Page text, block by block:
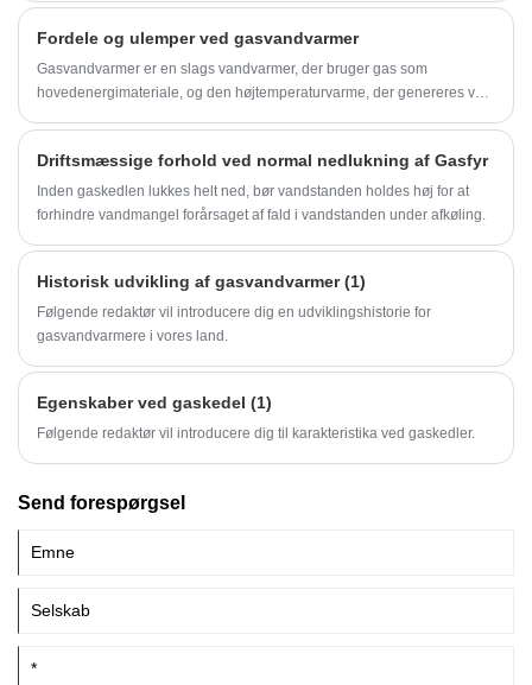
Fordele og ulemper ved gasvandvarmer
Gasvandvarmer er en slags vandvarmer, der bruger gas som
hovedenergimateriale, og den højtemperaturvarme, der genereres ved
Driftsmæssige forhold ved normal nedlukning af Gasfyr
Inden gaskedlen lukkes helt ned, bør vandstanden holdes høj for at
forhindre vandmangel forårsaget af fald i vandstanden under afkøling.
Historisk udvikling af gasvandvarmer (1)
Følgende redaktør vil introducere dig en udviklingshistorie for
gasvandvarmere i vores land.
Egenskaber ved gaskedel (1)
Følgende redaktør vil introducere dig til karakteristika ved gaskedler.
Send forespørgsel